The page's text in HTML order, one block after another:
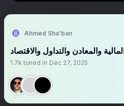
Ahmed Sha’ban
والمعادن والتداول والاقتصاد
1.7k tuned in Dec 27, 2025